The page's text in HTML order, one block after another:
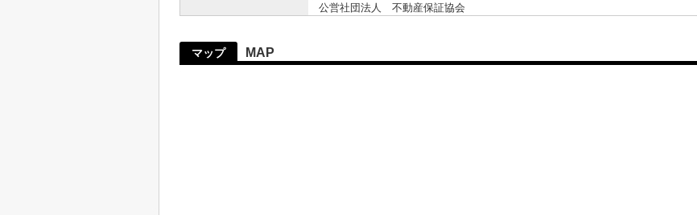
公営社団法人 不動産保証協会
マップ MAP